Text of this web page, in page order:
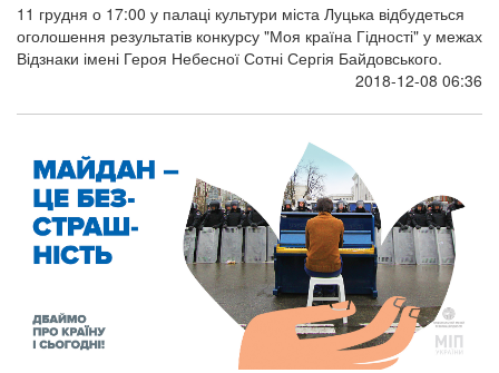
11 грудня о 17:00 у палаці культури міста Луцька відбудеться
оголошення результатів конкурсу "Моя країна Гідності" у межах
Відзнаки імені Героя Небесної Сотні Сергія Байдовського.
2018-12-08 06:36